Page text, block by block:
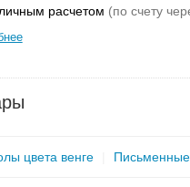
расчетом (по счету
цвета венге